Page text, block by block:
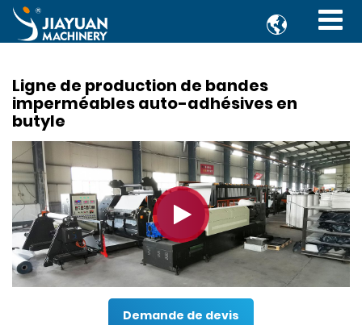

Ligne de production de bandes
imperméables auto-adhésives en
butyle
Demande de devis